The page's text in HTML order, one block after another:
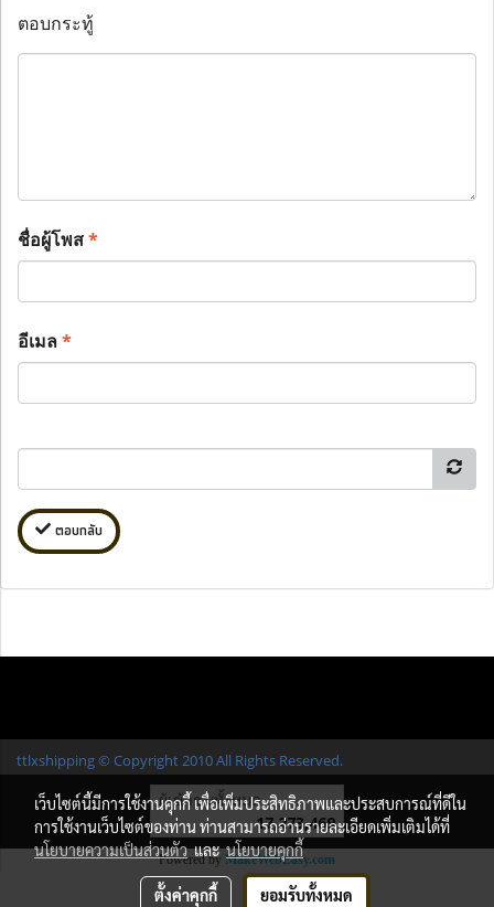
ตอบกระทู้
ชื่อผู้โพส*
อีเมล*
ตอบกลับ
ttlxshipping © Copyright 2010 All Rights Reserved.
ผู้เข้าชมทั้งหมด
17,273,469
Powered by MakeWebEasy.com
เว็บไซต์นี้มีการใช้งานคุกกี้ เพื่อเพิ่มประสิทธิภาพและประสบการณ์ที่ดีใน
การใช้งานเว็บไซต์ของท่าน ท่านสามารถอ่านรายละเอียดเพิ่มเติมได้ที่
นโยบายความเป็นส่วนตัวและนโยบายคุกกี้
ตั้งค่าคุกกี้ ยอมรับทั้งหมด